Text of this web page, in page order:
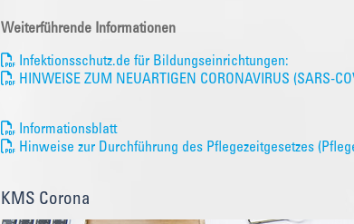
Weiterführende Informationen
Infektionsschutz.de für Bildungseinrichtungen:
HINWEISE ZUM NEUARTIGEN CORONAVIRUS (SARS-
Informationsblatt
Hinweise zur Durchführung des Pflegezeitgesetzes
KMS Corona